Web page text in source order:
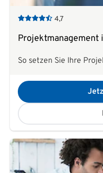
4,7
Projektmanagement
So setzen Sie Ihre